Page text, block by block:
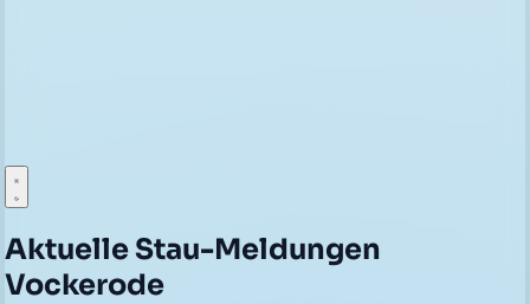
Aktuelle Stau-Meldungen
Vockerode